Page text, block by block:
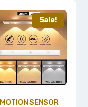
Sale!
MOTION SENSOR